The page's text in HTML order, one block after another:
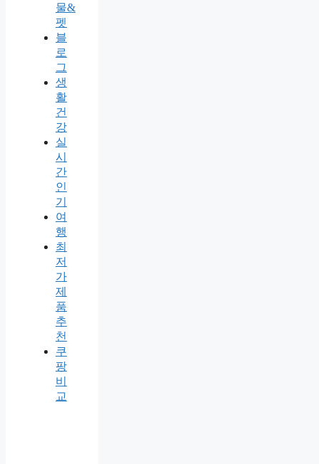
물&
펫
블
로
그
생
활
건
강
실
시
간
인
기
여
행
최
저
가
제
품
추
천
쿠
팡
비
교